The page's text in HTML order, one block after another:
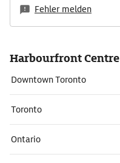
Fehler melden
Harbourfront Centre
Downtown Toronto
Toronto
Ontario